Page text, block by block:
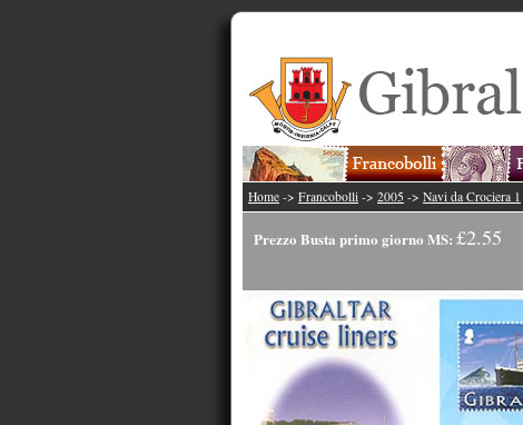
Home -> Francobolli -> 2005 -> Navi da Crociera 1
Prezzo Busta primo giorno MS: £2.55